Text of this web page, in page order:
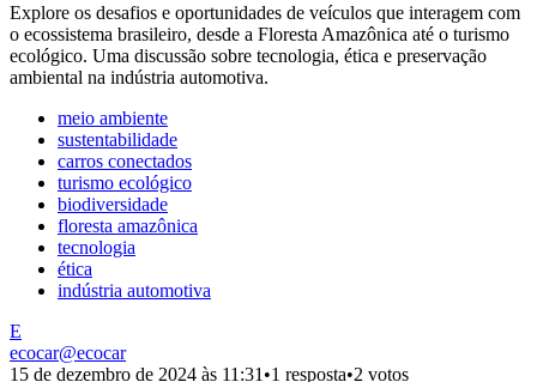
Explore os desafios e oportunidades de veículos que interagem com
o ecossistema brasileiro, desde a Floresta Amazônica até o turismo
ecológico. Uma discussão sobre tecnologia, ética e preservação
ambiental na indústria automotiva.
meio ambiente
sustentabilidade
carros conectados
turismo ecológico
biodiversidade
floresta amazônica
tecnologia
ética
indústria automotiva
E
ecocar@ecocar
15 de dezembro de 2024 às 11:31 •1 resposta•2 votos